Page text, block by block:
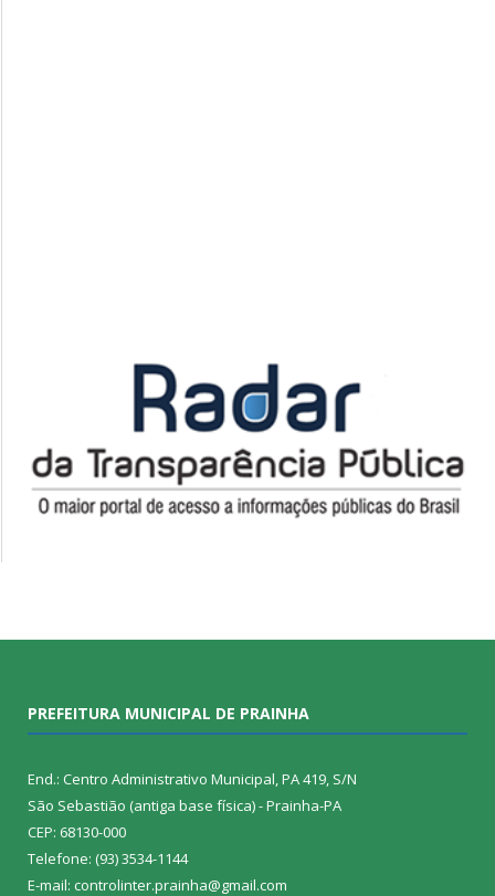
PREFEITURA MUNICIPAL DE PRAINHA
End.: Centro Administrativo Municipal, PA 419, S/N
São Sebastião (antiga base física) - Prainha-PA
CEP: 68130-000
Telefone: (93) 3534-1144
E-mail: controlinter.prainha@gmail.com